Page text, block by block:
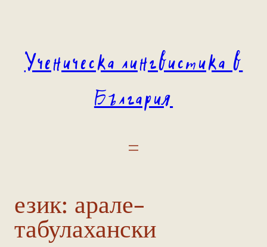
Ученическа лингвистика в
България
език: арале-
табулахански